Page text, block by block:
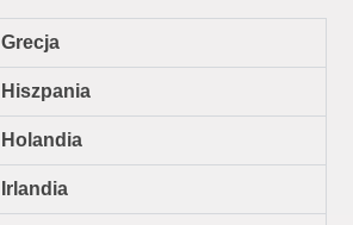
Grecja
Hiszpania
Holandia
Irlandia